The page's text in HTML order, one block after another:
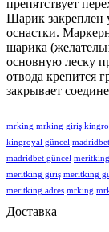
препятствует
Шарик закреплен
оснастки.
шарика
основную леску
отвода крепится
закрывает
mrking mrking giriş
kingroyal güncel madridbet
madridbet güncel meritking
meritking giriş meritking
meritking adres mrking
Доставка